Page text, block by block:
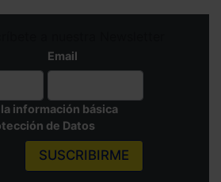
Email
información básica
de Datos
SUSCRIBIRME